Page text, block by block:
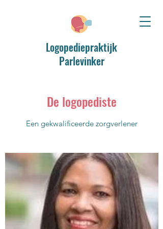
Logopediepraktijk
Parlevinker
De logopediste
Een gekwalificeerde zorgverlener